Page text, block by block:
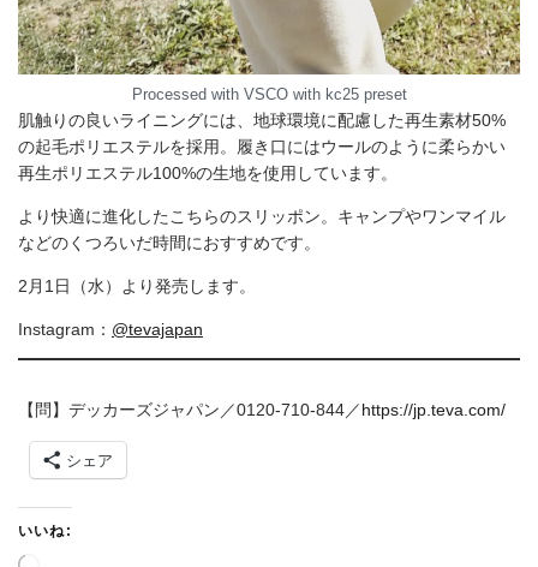
Processed with VSCO with kc25 preset
肌触りの良いライニングには、地球環境に配慮した再生素材50%
の起毛ポリエステルを採用。履き口にはウールのように柔らかい
再生ポリエステル100%の生地を使用しています。
より快適に進化したこちらのスリッポン。キャンプやワンマイル
などのくつろいだ時間におすすめです。
2月1日（水）より発売します。
Instagram： @tevajapan
【問】デッカーズジャパン／0120-710-844／https://jp.teva.com/
シェア
いいね: